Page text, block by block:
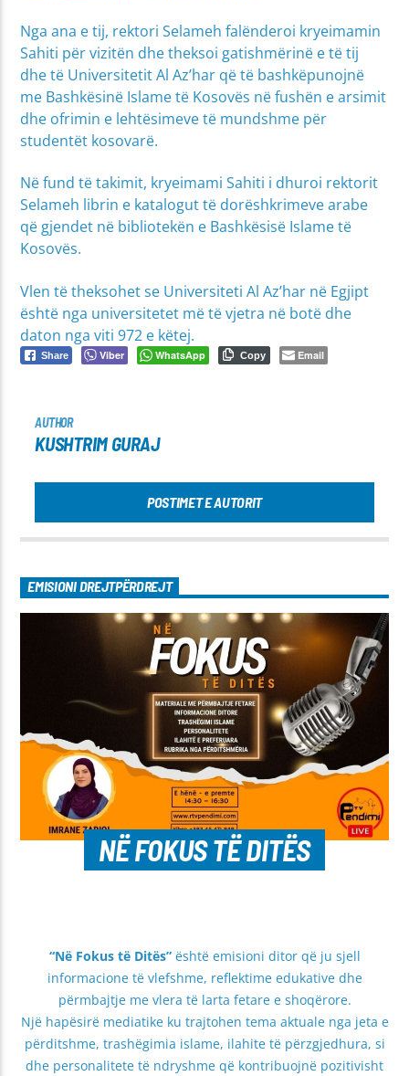
Nga ana e tij, rektori Selameh falënderoi kryeimamin
Sahiti për vizitën dhe theksoi gatishmërinë e të tij
dhe të Universitetit Al Az’har që të bashkëpunojnë
me Bashkësinë Islame të Kosovës në fushën e arsimit
dhe ofrimin e lehtësimeve të mundshme për
studentët kosovarë.
Në fund të takimit, kryeimami Sahiti i dhuroi rektorit
Selameh librin e katalogut të dorëshkrimeve arabe
që gjendet në bibliotekën e Bashkësisë Islame të
Kosovës.
Vlen të theksohet se Universiteti Al Az’har në Egjipt
është nga universitetet më të vjetra në botë dhe
daton nga viti 972 e këtej.
Share Viber WhatsApp Copy Email
AUTHOR
KUSHTRIM GURAJ
POSTIMET E AUTORIT
EMISIONI DREJTPËRDREJT
NË FOKUS TË DITËS
“Në Fokus të Ditës”është emisioni ditor që ju sjell
informacione të vlefshme, reflektime edukative dhe
përmbajtje me vlera të larta fetare e shoqërore.
Një hapësirë mediatike ku trajtohen tema aktuale nga jeta e
përditshme, trashëgimia islame, ilahite të përzgjedhura, si
dhe personalitete të ndryshme që kontribuojnë pozitivisht